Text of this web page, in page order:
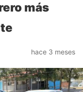
más
hace 3 meses